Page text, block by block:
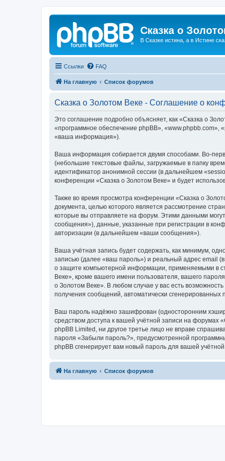
Сказка о
В Сказке истина, а в Истине
Ссылки FAQ
На главную Список форумов
Сказка о Золотом Веке - Соглашение о
Это соглашение подробно объясняет, как «Сказка о
«программное обеспечение phpBB», «www.phpbb.com»,
«ваша информация»).
Ваша информация собирается двумя способами. Во-
(небольшие текстовые файлы, загружаемые в папку
идентификатор анонимной сессии (в дальнейшем
конференции «Сказка о Золотом Веке» и будет
Также во время просмотра конференции «Сказка о
документа, целью которого является рассмотрение
которые вы отправляете на форум. Этими данными
сообщения»), данные, указанные при регистрации в
авторизации (в дальнейшем «ваши сообщения»).
Ваша учётная запись будет содержать, как минимум,
записью (далее «ваш пароль») и реальный адрес email
о защите компьютерной информации, применяемыми в
Веке», кроме вашего имени пользователя, вашего
о Золотом Веке». В любом случае у вас есть
получения сообщений, автоматически
Ваш пароль надёжно зашифрован (односторонним
средством доступа к вашей учётной записи на форумах
phpBB Limited, ни другое третье лицо не вправе
пароля «Забыли пароль?», предусмотренной
phpBB сгенерирует вам новый пароль для вашей учётной
На главную Список форумов